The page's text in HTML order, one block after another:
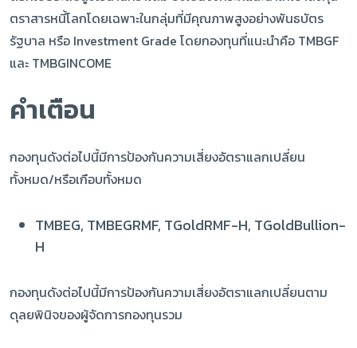
ตราสารหนี้โลกโดยเฉพาะในกลุ่มที่มีคุณภาพสูงอย่างพันธบัตร
รัฐบาล หรือ Investment Grade โดยกองทุนที่แนะนำคือ TMBGF
และ TMBGINCOME
คำเตือน
กองทุนดังต่อไปนี้มีการป้องกันความเสี่ยงอัตราแลกเปลี่ยน
ทั้งหมด/หรือเกือบทั้งหมด
TMBEG, TMBEGRMF, TGoldRMF-H, TGoldBullion-
H
กองทุนดังต่อไปนี้มีการป้องกันความเสี่ยงอัตราแลกเปลี่ยนตาม
ดุลยพินิจของผู้จัดการกองทุนรวม